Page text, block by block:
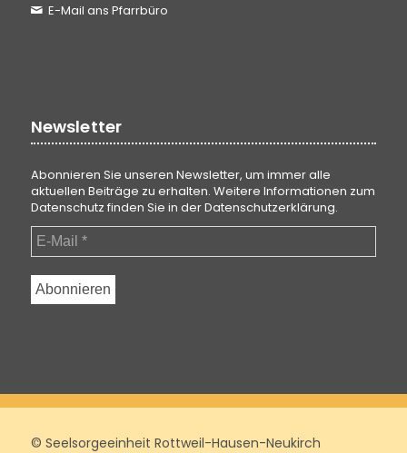
E-Mail ans Pfarrbüro
Newsletter
Abonnieren Sie unseren Newsletter, um immer alle
aktuellen Beiträge zu erhalten. Weitere Informationen zum
Datenschutz finden Sie in derDatenschutzerklärung.
© Seelsorgeeinheit Rottweil-Hausen-Neukirch